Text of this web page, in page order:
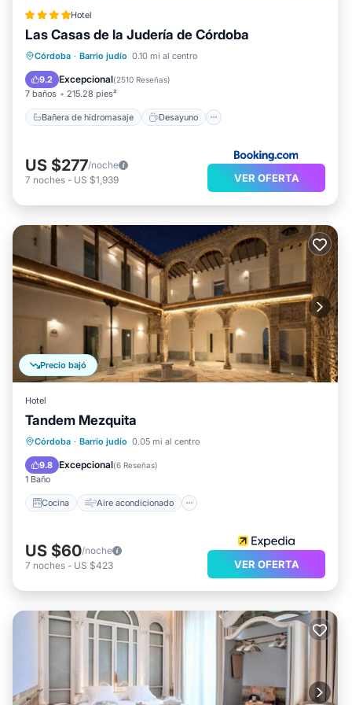
Hotel
Las Casas de la Judería de Córdoba
Córdoba · Barrio judío 0.10 mi al centro
9.2 Excepcional(2510 Reseñas)
7 baños 215.28 pies²
Bañera de hidromasaje Desayuno
Bañera de hidromasaje
Aparcamiento
Piscina
US $277/noche
7 noches - US $1,939 VER OFERTA
Precio bajó
Hotel
Tandem Mezquita
Córdoba · Barrio judío 0.05 mi al centro
9.8 Excepcional(6 Reseñas)
1 Baño
Cocina Aire acondicionado
Cocina Aire acondicionado
Apto para niños
US $60/noche
7 noches - US $423 VER OFERTA